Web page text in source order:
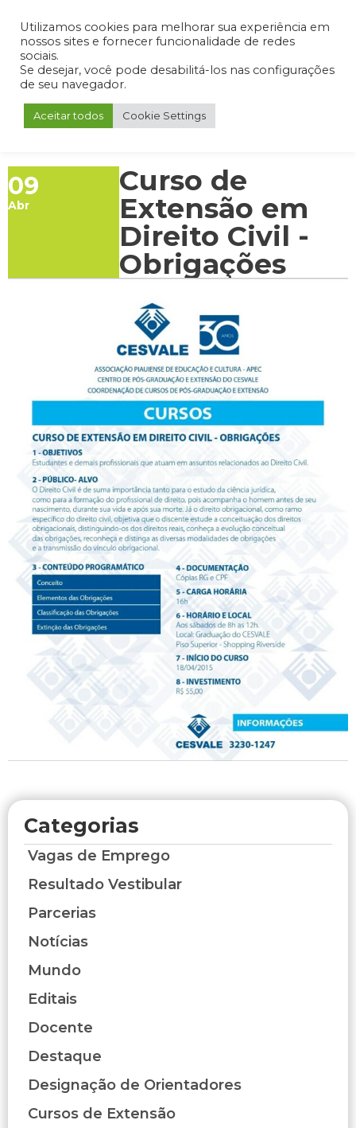
Admin Portal do Aluno Portal do Professor Portal do Coordenador
09
Abr
Curso de
Extensão em
Direito Civil -
Obrigações
Categorias
Vagas de Emprego
Resultado Vestibular
Parcerias
Notícias
Mundo
Editais
Docente
Destaque
Designação de Orientadores
Cursos de Extensão
Utilizamos cookies para melhorar sua experiência em
nossos sites e fornecer funcionalidade de redes
sociais.
Se desejar, você pode desabilitá-los nas configurações
de seu navegador.
Aceitar todos Cookie Settings